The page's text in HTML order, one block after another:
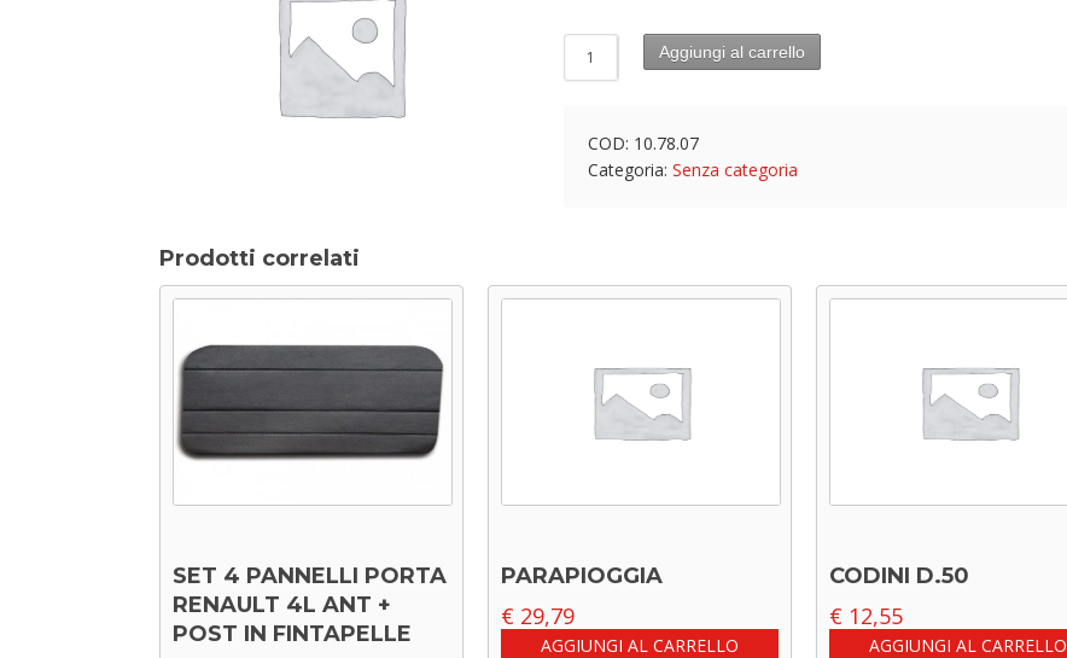
Aggiungi al carrello
COD: 10.78.07
Categoria: Senza categoria
Prodotti correlati
SET 4 PANNELLI PORTA
RENAULT 4L ANT +
POST IN FINTAPELLE
PARAPIOGGIA
€ 29,79
AGGIUNGI AL CARRELLO
CODINI D.50
€ 12,55
AGGIUNGI AL CARRELLO